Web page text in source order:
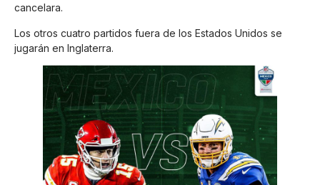
cancelara.
Los otros cuatro partidos fuera de los Estados Unidos se
jugarán en Inglaterra.